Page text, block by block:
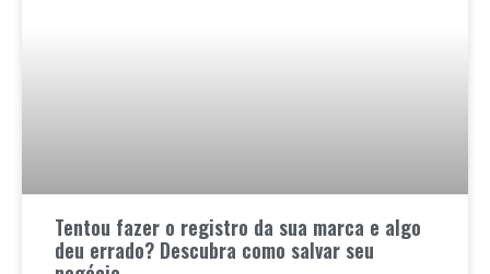
Tentou fazer o registro da sua marca e algo
deu errado? Descubra como salvar seu